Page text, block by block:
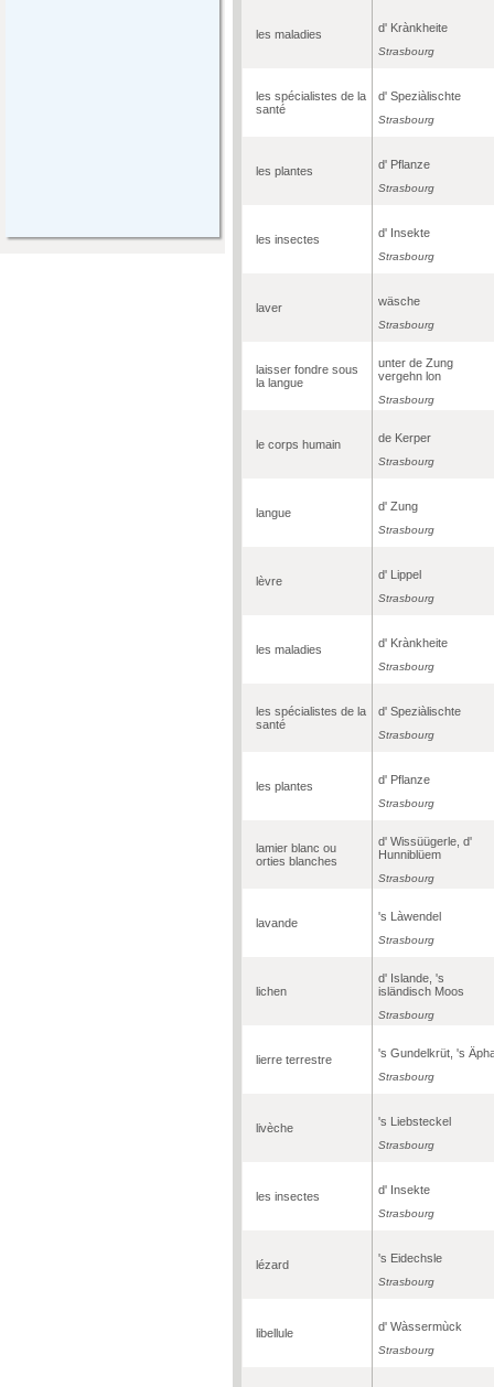
les maladies d' Krànkheite
Strasbourg
les spécialistes de la
santé
d' Speziàlischte
Strasbourg
les plantes d' Pflanze
Strasbourg
les insectes d' Insekte
Strasbourg
laver wäsche
Strasbourg
laisser fondre sous
la langue
unter de Zung
vergehn lon
Strasbourg
le corps humain de Kerper
Strasbourg
langue d' Zung
Strasbourg
lèvre d' Lippel
Strasbourg
les maladies d' Krànkheite
Strasbourg
les spécialistes de la
santé
d' Speziàlischte
Strasbourg
les plantes d' Pflanze
Strasbourg
lamier blanc ou
orties blanches
d' Wissüügerle, d'
Hunniblüem
Strasbourg
lavande 's Làwendel
Strasbourg
lichen
d' Islande, 's
isländisch Moos
Strasbourg
lierre terrestre 's Gundelkrüt, 's
Strasbourg
livèche 's Liebsteckel
Strasbourg
les insectes d' Insekte
Strasbourg
lézard 's Eidechsle
Strasbourg
libellule d' Wàssermùck
Strasbourg